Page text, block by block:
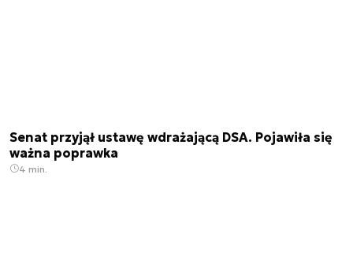
Senat przyjął ustawę wdrażającą DSA. Pojawiła się
ważna poprawka
4 min.